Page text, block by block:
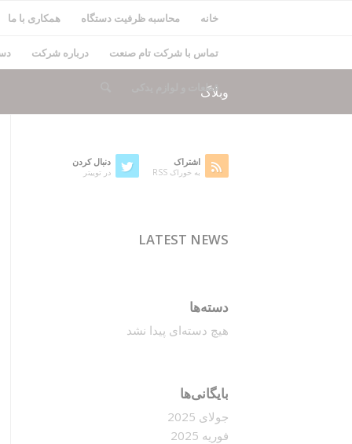
خانه محاسبه ظرفیت دستگاه همکاری با ما
تماس با شرکت تام صنعت درباره شرکت
قطعات و لوازم یدکی
وبلاگ
دنبال کردن
در توییتر
اشتراک
به خوراک RSS
LATEST NEWS
دسته‌ها
هیچ دسته‌ای پیدا نشد
بایگانی‌ها
جولای 2025
فوریه 2025